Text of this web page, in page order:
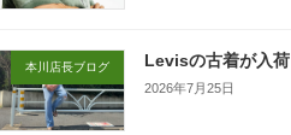
本川店長ブログ Levisの古着が入荷
2026年7月25日